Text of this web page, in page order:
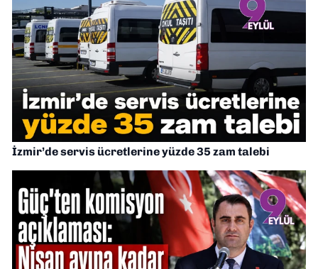
İzmir’de servis ücretlerine yüzde 35 zam talebi